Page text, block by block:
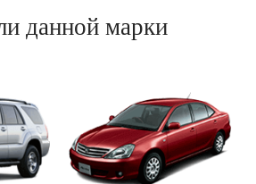
данной марки